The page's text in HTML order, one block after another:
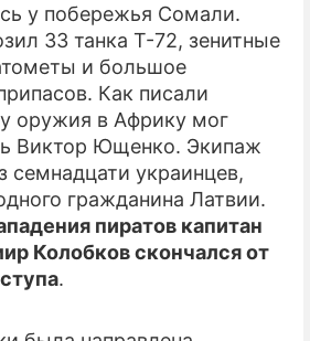
у побережья Сомали.
33 танка Т-72, зенитные
и большое
Как писали
оружия в Африку мог
Виктор Ющенко. Экипаж
семнадцати украинцев,
гражданина Латвии.
пиратов капитан
Колобков скончался от
.